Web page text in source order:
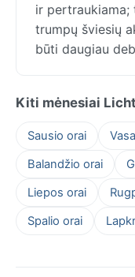
ir
trumpų šviesių
būti daugiau
Kiti mėnesiai
Sausio orai
Balandžio orai
Liepos orai
Spalio orai